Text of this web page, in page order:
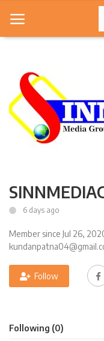
Home
खबरे
स्त्री
राज्य
मूवी मसाला
6 days ago
Member since Jul 26,
Follow
Following (0)